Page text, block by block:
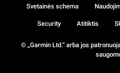
© „Garmin Ltd.“ arba jos
Svetainės schema
Security Atitiktis